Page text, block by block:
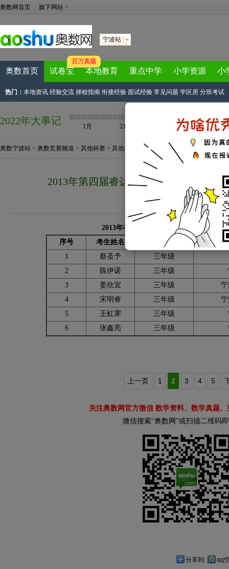
奥数网首页 旗下网站
宁波站
奥数首页 试卷宝
百万真题
本地教育 重点中学 小学资源 小
热门： 本地资讯 经验交流 择校指南 衔接经验 面试经验 常见问题 学区房 分班考试
2022年大事记 1月 2月 4月
奥数宁波站 > 奥数竞赛频道 > 其他杯赛 > 其他杯赛资讯 > 正文
2013年第四届睿达杯英语竞赛宁波学智
来源：宁波e度论坛 2013-11-15
2013年睿达杯英语竞赛一试(学智考点)
序号
考生姓名
年级
1
蔡圣予
三年级
2
陈伊诺 三年级
3
姜欣宜 三年级
4
宋明睿 三年级
5
王虹霁 三年级
6
张鑫亮 三年级
上一页 1 2 3 4 5
关注奥数网官方微信 数学资料、数学真题
微信搜索“奥数网”或扫描二维码
分享到: qq